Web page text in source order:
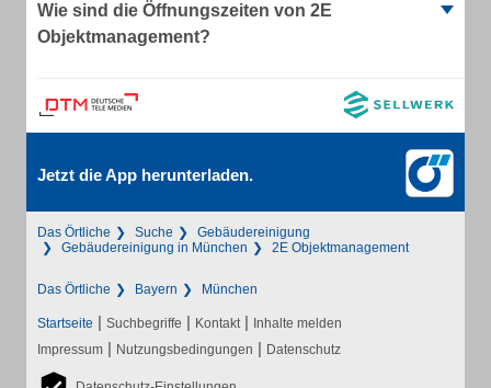
Wie sind die Öffnungszeiten von 2E
Objektmanagement?
Jetzt die App herunterladen.
Das Örtliche Suche
Gebäudereinigung
Gebäudereinigung in München
2E Objektmanagement
Das Örtliche Bayern München
Startseite | Suchbegriffe | Kontakt | Inhalte melden
Impressum | Nutzungsbedingungen | Datenschutz